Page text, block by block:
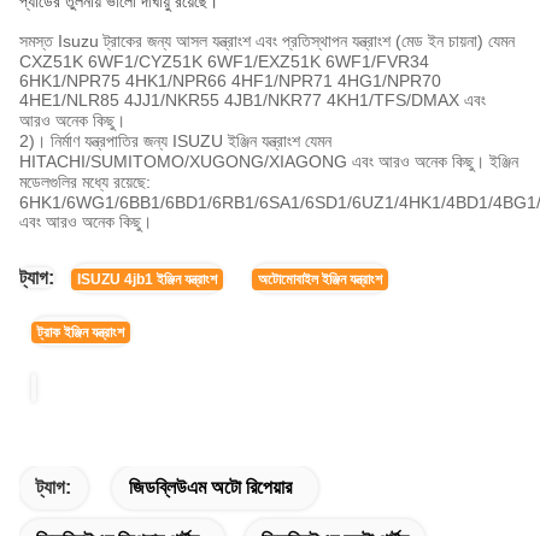
সমস্ত Isuzu ট্রাকের জন্য আসল যন্ত্রাংশ এবং প্রতিস্থাপন যন্ত্রাংশ (মেড ইন চায়না) যেমন
CXZ51K 6WF1/CYZ51K 6WF1/EXZ51K 6WF1/FVR34
6HK1/NPR75 4HK1/NPR66 4HF1/NPR71 4HG1/NPR70
4HE1/NLR85 4JJ1/NKR55 4JB1/NKR77 4KH1/TFS/DMAX এবং
আরও অনেক কিছু।
2)। নির্মাণ যন্ত্রপাতির জন্য ISUZU ইঞ্জিন যন্ত্রাংশ যেমন
HITACHI/SUMITOMO/XUGONG/XIAGONG এবং আরও অনেক কিছু। ইঞ্জিন
মডেলগুলির মধ্যে রয়েছে:
6HK1/6WG1/6BB1/6BD1/6RB1/6SA1/6SD1/6UZ1/4HK1/4BD1/
এবং আরও অনেক কিছু।
ট্যাগ: ISUZU 4jb1 ইঞ্জিন যন্ত্রাংশ অটোমোবাইল ইঞ্জিন যন্ত্রাংশ
ট্রাক ইঞ্জিন যন্ত্রাংশ
ট্যাগ: জিডব্লিউএম অটো রিপেয়ার